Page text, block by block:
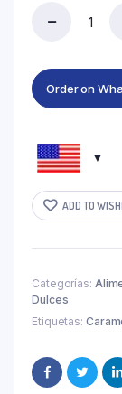
Order on
ADD TO
Categorías:
Dulces
Etiquetas: